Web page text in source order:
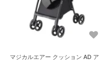
マジカルエアー クッション AD ア